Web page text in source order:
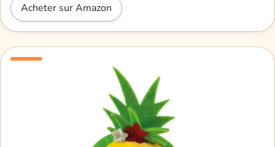
Acheter sur Amazon